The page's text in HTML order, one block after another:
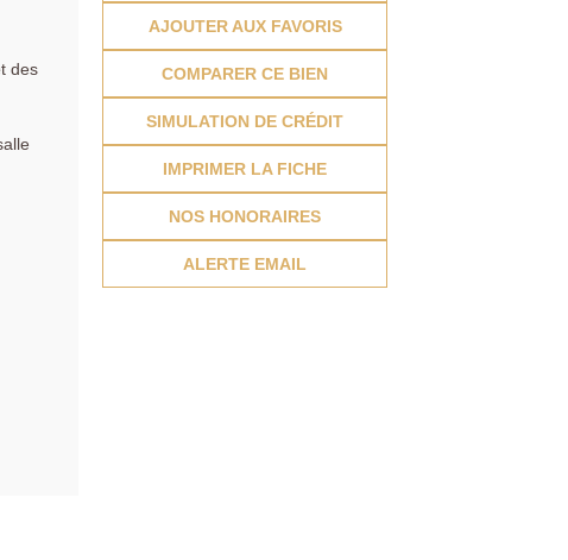
des
AJOUTER AUX FAVORIS
COMPARER CE BIEN
SIMULATION DE CRÉDIT
IMPRIMER LA FICHE
NOS HONORAIRES
ALERTE EMAIL